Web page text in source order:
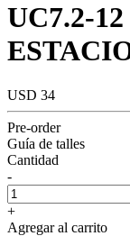
UC7.2-
USD 34
Pre-order
Guía de talles
Cantidad
-
+
Agregar al carrito